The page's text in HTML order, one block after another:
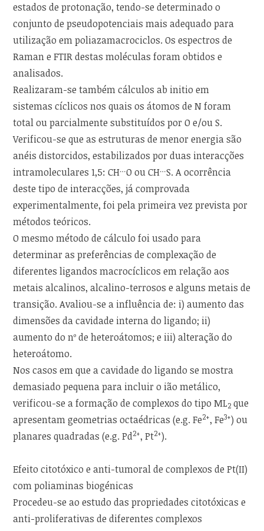
estados de protonação, tendo-se determinado o
conjunto de pseudopotenciais mais adequado para
utilização em poliazamacrociclos. Os espectros de
Raman e FTIR destas moléculas foram obtidos e
analisados.
Realizaram-se também cálculos ab initio em
sistemas cíclicos nos quais os átomos de N foram
total ou parcialmente substituídos por O e/ou S.
Verificou-se que as estruturas de menor energia são
anéis distorcidos, estabilizados por duas interacções
intramoleculares 1,5: CH…O ou CH…S. A ocorrência
deste tipo de interacções, já comprovada
experimentalmente, foi pela primeira vez prevista por
métodos teóricos.
O mesmo método de cálculo foi usado para
determinar as preferências de complexação de
diferentes ligandos macrocíclicos em relação aos
metais alcalinos, alcalino-terrosos e alguns metais de
transição. Avaliou-se a influência de: i) aumento das
dimensões da cavidade interna do ligando; ii)
aumento do nº de heteroátomos; e iii) alteração do
heteroátomo.
Nos casos em que a cavidade do ligando se mostra
demasiado pequena para incluir o ião metálico,
verificou-se a formação de complexos do tipo ML2 que
apresentam geometrias octaédricas (e.g. Fe2+, Fe3+) ou
planares quadradas (e.g. Pd2+, Pt2+).
Efeito citotóxico e anti-tumoral de complexos de Pt(II)
com poliaminas biogénicas
Procedeu-se ao estudo das propriedades citotóxicas e
anti-proliferativas de diferentes complexos